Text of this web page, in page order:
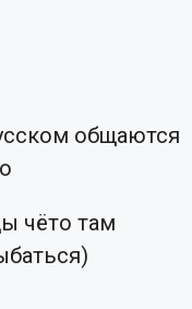
общаются
чёто там